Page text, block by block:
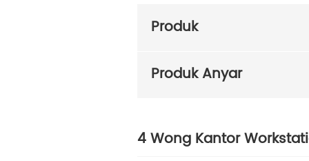
Produk
Produk Anyar
4 Wong Kantor